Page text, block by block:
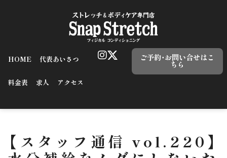
HOME 代表あいさつ
料金表 求人 アクセス
ご予約･お問い合せはこ
ちら
【スタッフ通信 vol.220】